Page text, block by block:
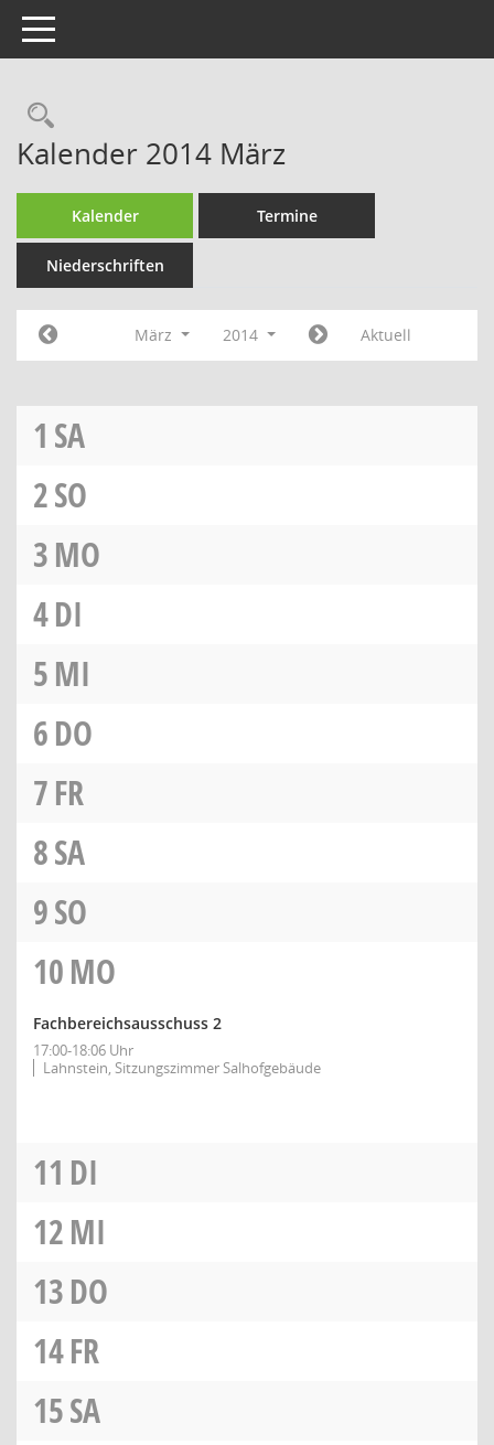
Toggle navigation
Rechercheauswahl
Kalender 2014 März
Kalender Termine
Niederschriften
März 2014 Aktuell
1 SA
2SO
3MO
4DI
5MI
6DO
7FR
8SA
9SO
10MO
Fachbereichsausschuss 2
17:00-18:06 Uhr
Lahnstein, Sitzungszimmer Salhofgebäude
11 DI
12MI
13DO
14FR
15SA